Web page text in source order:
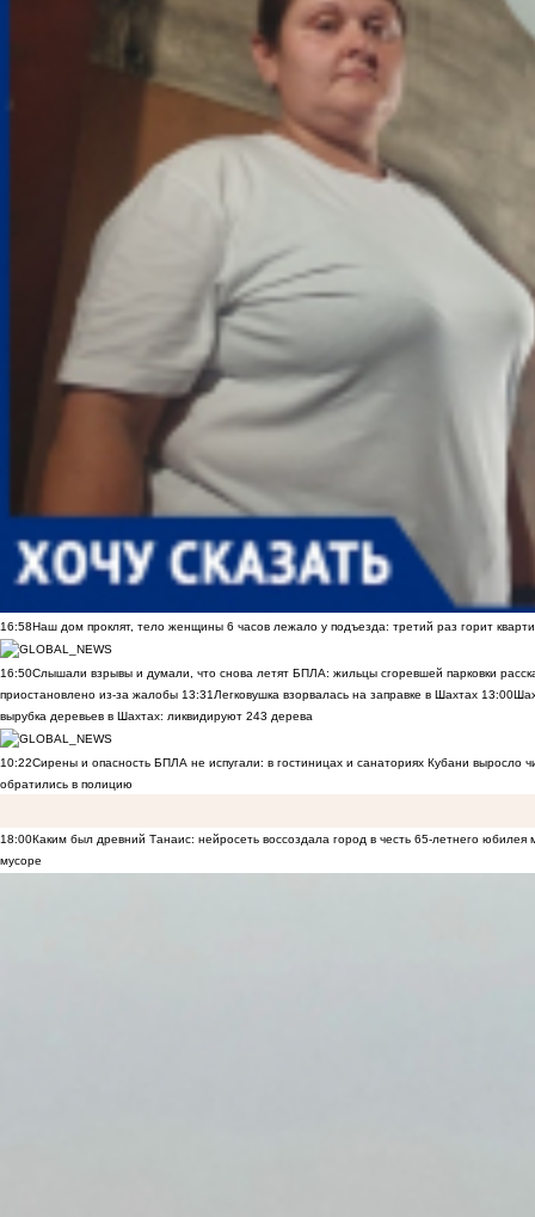
16:58Наш дом проклят, тело женщины 6 часов лежало у подъезда: третий раз горит
16:50Слышали взрывы и думали, что снова летят БПЛА: жильцы сгоревшей парковки
приостановлено из-за жалобы 13:31 Легковушка взорвалась на заправке в Шахтах 13:00
вырубка деревьев в Шахтах: ликвидируют 243 дерева
10:22Сирены и опасность БПЛА не испугали: в гостиницах и санаториях Кубани выросло
обратились в полицию
18:00Каким был древний Танаис: нейросеть воссоздала город в честь 65-летнего юбилея
мусоре